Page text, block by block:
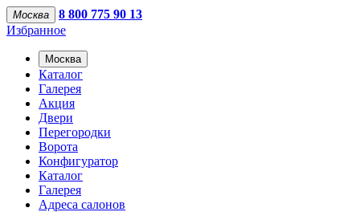
Москва
8 800 775 90 13
Избранное
Москва
Каталог
Галерея
Акция
Двери
Перегородки
Ворота
Конфигуратор
Каталог
Галерея
Адреса салонов